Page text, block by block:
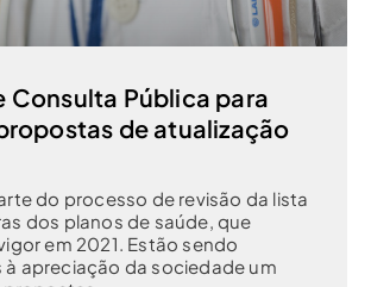
Consulta Pública para
de atualização
do processo de revisão da lista
dos planos de saúde, que
em 2021. Estão sendo
apreciação da sociedade um